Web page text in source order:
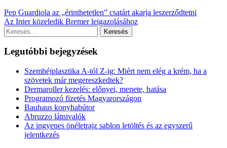
Bejegyzés
navigáció
Pep Guardiola az „érinthetetlen” csatárt akarja leszerződtetni
Az Inter közeledik Bremer leigazolásához
Keresés:
Legutóbbi bejegyzések
Szemhéjplasztika A-tól Z-ig: Miért nem elég a krém, ha a
szövetek már megereszkedtek?
Dermaroller kezelés: előnyei, menete, hatása
Programozó fizetés Magyarországon
Bauhaus konyhabútor
Abruzzo látnivalók
Az ingyenes önéletrajz sablon letöltés és az egyszerű
jelentkezés